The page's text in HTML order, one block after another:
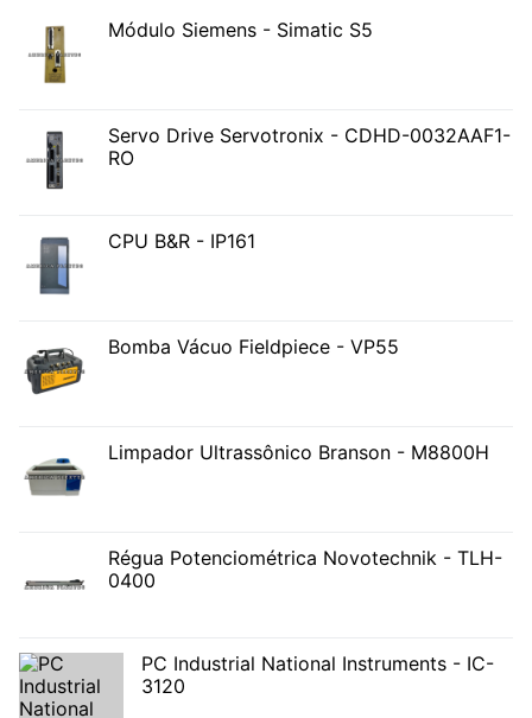
Módulo Siemens - Simatic S5
Servo Drive Servotronix - CDHD-0032AAF1-
RO
CPU B&R - IP161
Bomba Vácuo Fieldpiece - VP55
Limpador Ultrassônico Branson - M8800H
Régua Potenciométrica Novotechnik - TLH-
0400
PC Industrial National Instruments - IC-
3120